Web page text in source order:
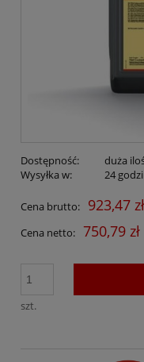
Dostępność:
duża
Wysyłka w:
24
Cena brutto: 923,47 zł
Cena netto: 750,79 zł
szt.